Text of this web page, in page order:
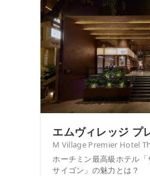
エムヴィレッジ プ
M Village Premier Hotel
ホーチミン最高級ホテル「
サイゴン」の魅力とは？